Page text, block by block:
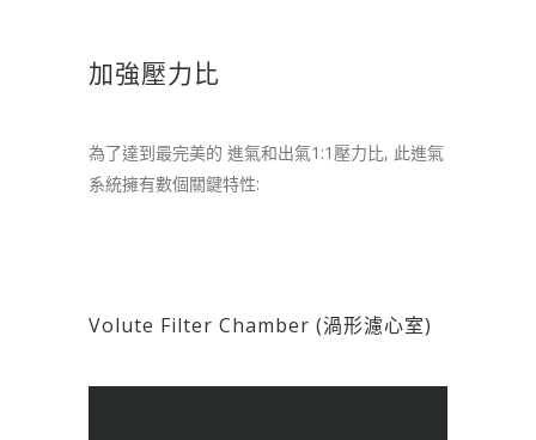
加強壓力比
為了達到最完美的 進氣和出氣1:1壓力比, 此進氣
系統擁有數個關鍵特性:
Volute Filter Chamber (渦形濾心室)